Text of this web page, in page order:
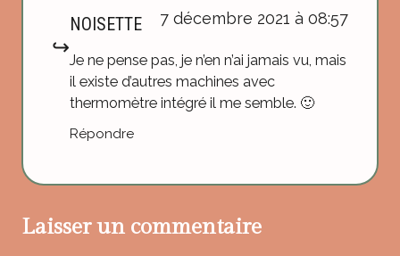
NOISETTE 7 décembre 2021 à 08:57
Je ne pense pas, je n’en n’ai jamais vu, mais
il existe d’autres machines avec
thermomètre intégré il me semble. 🙂
Répondre
Laisser un commentaire